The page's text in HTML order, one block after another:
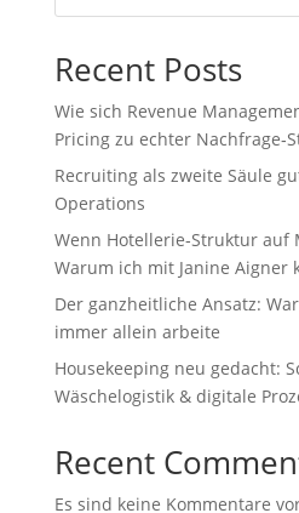
Recent Posts
Wie sich Revenue
Pricing zu echter
Recruiting als zweite Säule
Operations
Wenn Hotellerie‑Struktur
Warum ich mit Janine Aigner
Der ganzheitliche Ansatz:
immer allein arbeite
Housekeeping neu gedacht:
Wäschelogistik & digitale
Recent
Es sind keine Kommentare